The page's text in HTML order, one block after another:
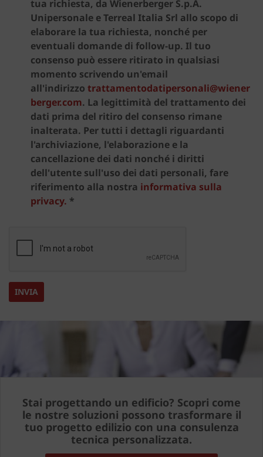
tua richiesta, da Wienerberger S.p.A.
Unipersonale e Terreal Italia Srl allo scopo di
elaborare la tua richiesta, nonché per
eventuali domande di follow-up. Il tuo
consenso può essere ritirato in qualsiasi
momento scrivendo un'email
all'indirizzo trattamentodatipersonali@wiener
berger.com. La legittimità del trattamento dei
dati prima del ritiro del consenso rimane
inalterata. Per tutti i dettagli riguardanti
l'archiviazione, l'elaborazione e la
cancellazione dei dati nonché i diritti
dell'utente sull'uso dei dati personali, fare
riferimento alla nostra informativa sulla
privacy. *
Stai progettando un edificio? Scopri come
le nostre soluzioni possono trasformare il
tuo progetto edilizio con una consulenza
tecnica personalizzata.